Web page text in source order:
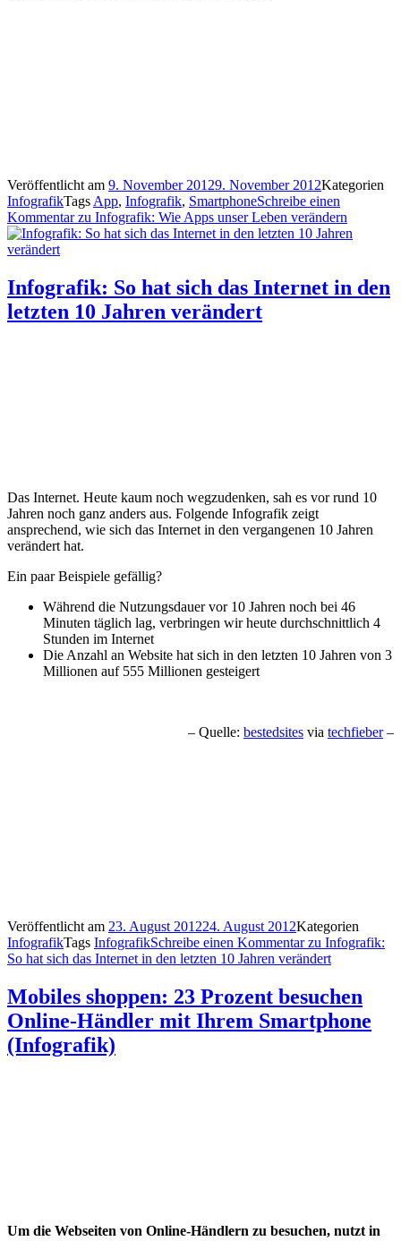
Veröffentlicht am 9. November 20129. November 2012Kategorien
InfografikTags App, Infografik, SmartphoneSchreibe einen
Kommentarzu Infografik: Wie Apps unser Leben verändern
Infografik: So hat sich das Internet in den
letzten 10 Jahren verändert
Das Internet. Heute kaum noch wegzudenken, sah es vor rund 10
Jahren noch ganz anders aus. Folgende Infografik zeigt
ansprechend, wie sich das Internet in den vergangenen 10 Jahren
verändert hat.
Ein paar Beispiele gefällig?
Während die Nutzungsdauer vor 10 Jahren noch bei 46
Minuten täglich lag, verbringen wir heute durchschnittlich 4
Stunden im Internet
Die Anzahl an Website hat sich in den letzten 10 Jahren von 3
Millionen auf 555 Millionen gesteigert
– Quelle: bestedsites via techfieber–
Veröffentlicht am 23. August 201224. August 2012Kategorien
InfografikTags InfografikSchreibe einen Kommentarzu Infografik:
So hat sich das Internet in den letzten 10 Jahren verändert
Mobiles shoppen: 23 Prozent besuchen
Online-Händler mit Ihrem Smartphone
(Infografik)
Um die Webseiten von Online-Händlern zu besuchen, nutzt in